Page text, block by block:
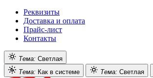
Реквизиты
Доставка и оплата
Прайс-лист
Контакты
Тема: Светлая
Тема: Как в системе Тема: Светлая